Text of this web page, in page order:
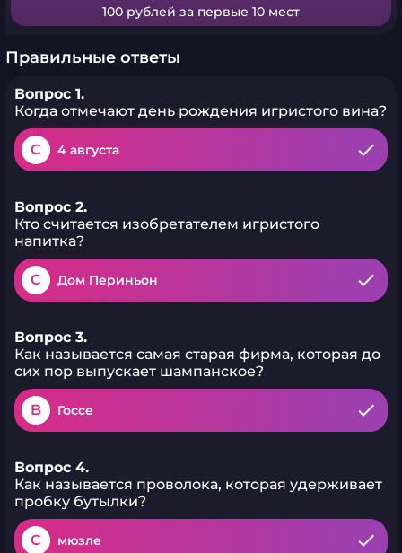
100 рублей за первые 10 мест
Правильные ответы
Вопрос 1.
Когда отмечают день рождения игристого вина?
C 4 августа
Вопрос 2.
Кто считается изобретателем игристого
напитка?
C Дом Периньон
Вопрос 3.
Как называется самая старая фирма, которая до
сих пор выпускает шампанское?
B Госсе
Вопрос 4.
Как называется проволока, которая удерживает
пробку бутылки?
C мюзле